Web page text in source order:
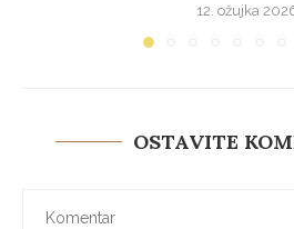
12. ožujka
OSTAVITE